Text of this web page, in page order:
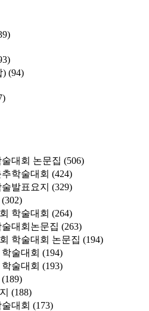
) (94)
대회 논문집 (506)
학술대회 (424)
발표요지 (329)
(302)
학술대회 (264)
대회논문집 (263)
학술대회 논문집 (194)
술대회 (194)
술대회 (193)
(189)
(188)
대회 (173)